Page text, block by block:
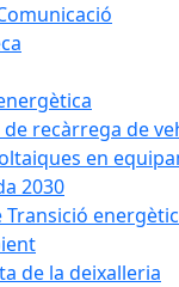
recàrrega de
en
2030
Transició
de la deixalleria